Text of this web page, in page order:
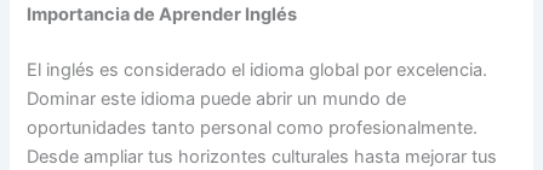
Importancia de Aprender Inglés
El inglés es considerado el idioma global por excelencia.
Dominar este idioma puede abrir un mundo de
oportunidades tanto personal como profesionalmente.
Desde ampliar tus horizontes culturales hasta mejorar tus